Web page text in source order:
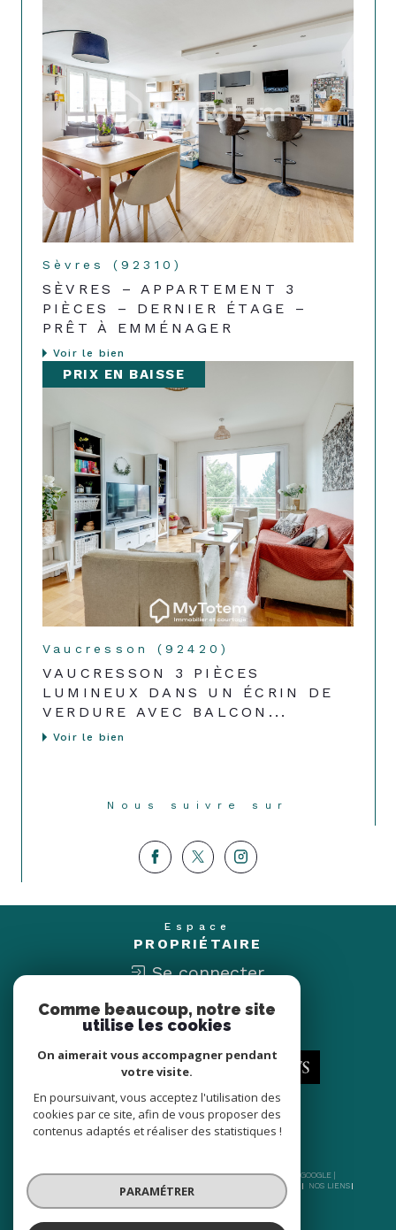
Sèvres (92310)
SÈVRES – APPARTEMENT 3
PIÈCES – DERNIER ÉTAGE –
PRÊT À EMMÉNAGER
Voir le bien
PRIX EN BAISSE
Vaucresson (92420)
VAUCRESSON 3 PIÈCES
LUMINEUX DANS UN ÉCRIN DE
VERDURE AVEC BALCON...
Voir le bien
Nous suivre sur
Espace
PROPRIÉTAIRE
Se connecter
Nous
ADHÉRONS
© 2026 | TOUS DROITS RÉSERVÉS | TRADUCTION POWERED BY GOOGLE |
PLAN DU SITE ADMIN
NOS LIENS
POLITIQUE RGPD
Comme beaucoup, notre site
utilise les cookies
On aimerait vous accompagner pendant
votre visite.
En poursuivant, vous acceptez l'utilisation des
cookies par ce site, afin de vous proposer des
contenus adaptés et réaliser des statistiques !
PARAMÉTRER